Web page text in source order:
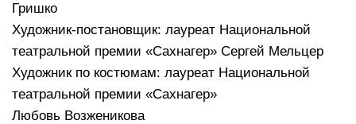
Гришко
Художник-постановщик: лауреат Национальной
театральной премии «Сахнагер» Сергей Мельцер
Художник по костюмам: лауреат Национальной
театральной премии «Сахнагер»
Любовь Возженикова